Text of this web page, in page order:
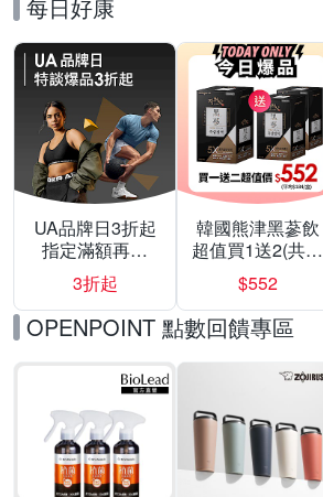
每日好康
UA品牌日3折起
指定滿額再折
200
3折起
韓國熊津黑蔘飲
超值買1送2(共24
入組)
$552
OPENPOINT 點數回饋專區